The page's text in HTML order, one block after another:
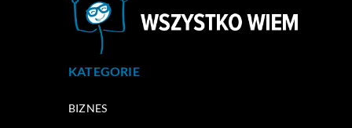
KATEGORIE
BIZNES